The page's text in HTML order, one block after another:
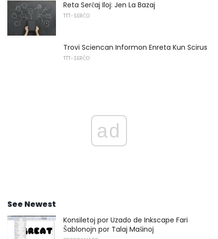
Reta Serĉaj Iloj: Jen La Bazaj
TTT-SERĈO
Trovi Sciencan Informon Enreta Kun Scirus
TTT-SERĈO
ad
See Newest
Konsiletoj por Uzado de Inkscape Fari
Ŝablonojn por Talaj Maŝinoj